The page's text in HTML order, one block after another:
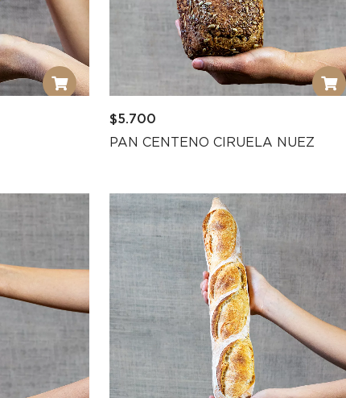
$5.700
PAN CENTENO CIRUELA NUEZ